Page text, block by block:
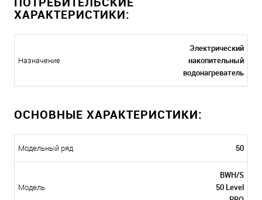
ХАРАКТЕРИСТИКИ:
Назначение
Электрический
накопительный
водонагреватель
ОСНОВНЫЕ ХАРАКТЕРИСТИКИ:
Модельный ряд 50
Модель
BWH/S
50 Level